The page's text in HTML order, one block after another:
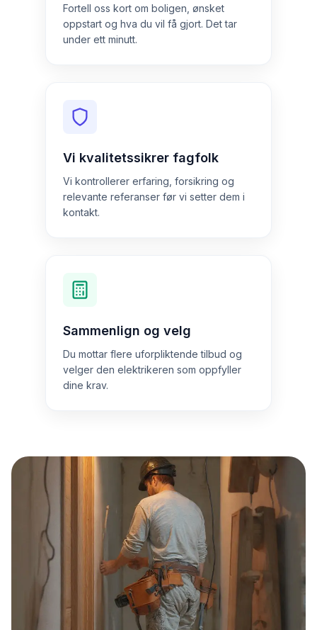
Fortell oss kort om boligen, ønsket
oppstart og hva du vil få gjort. Det tar
under ett minutt.
Vi kvalitetssikrer fagfolk
Vi kontrollerer erfaring, forsikring og
relevante referanser før vi setter dem i
kontakt.
Sammenlign og velg
Du mottar flere uforpliktende tilbud og
velger den elektrikeren som oppfyller
dine krav.